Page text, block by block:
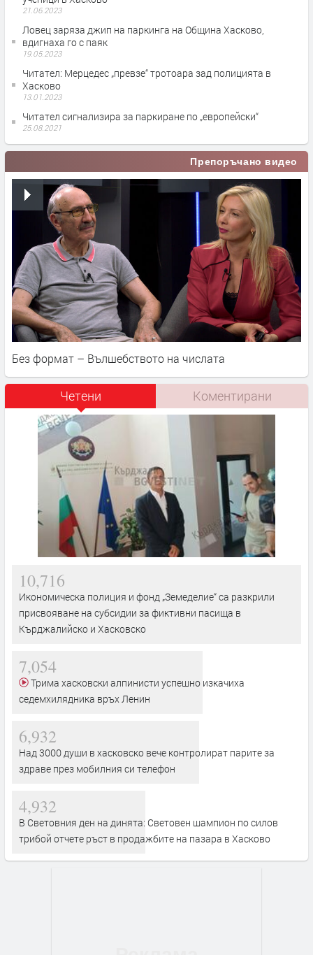
21.06.2023
Ловец заряза джип на паркинга на Община Хасково,
вдигнаха го с паяк
19.05.2023
Читател: Мерцедес „превзе“ тротоара зад полицията в
Хасково
13.01.2023
Читател сигнализира за паркиране по „европейски“
25.08.2021
Препоръчано видео
Без формат – Вълшебството на числата
Четени Коментирани
10,716
Икономическа полиция и фонд „Земеделие“ са разкрили
присвояване на субсидии за фиктивни пасища в
Кърджалийско и Хасковско
7,054
седемхилядника връх Ленин
6,932
Над 3000 души в хасковско вече контролират парите за
здраве през мобилния си телефон
4,932
В Световния ден на динята: Световен шампион по силов
трибой отчете ръст в продажбите на пазара в Хасково